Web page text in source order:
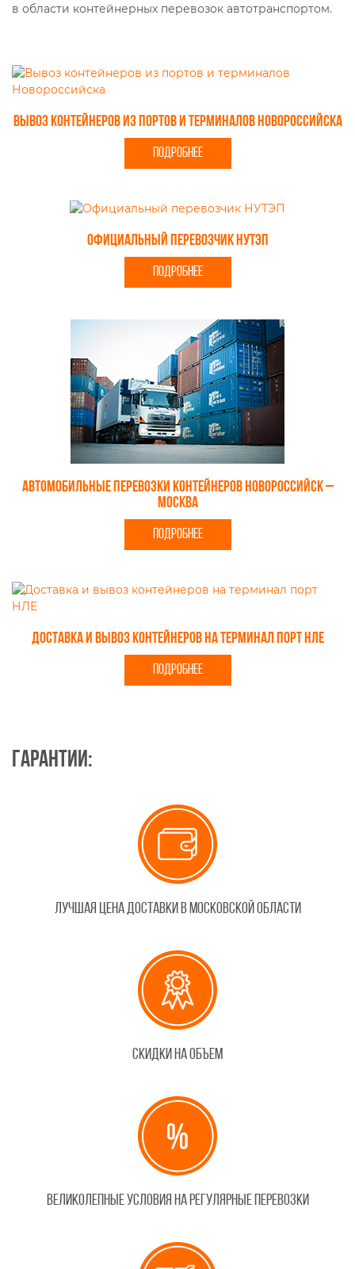
в области контейнерных перевозок автотранспортом.
Вывоз контейнеров из портов и терминалов Новороссийска
ПОДРОБНЕЕ
Официальный перевозчик НУТЭП
ПОДРОБНЕЕ
Автомобильные перевозки контейнеров Новороссийск –
Москва
ПОДРОБНЕЕ
Доставка и вывоз контейнеров на терминал порт НЛЕ
ПОДРОБНЕЕ
Гарантии:
Лучшая цена доставки в Московской области
Скидки на объем
Великолепные условия на регулярные перевозки